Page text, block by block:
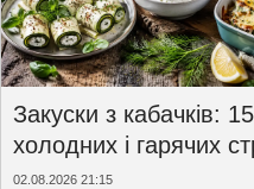
Закуски з кабачків: 15
холодних і гарячих
02.08.2026 21:15